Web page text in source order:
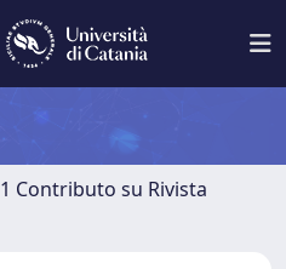
1 Contributo su Rivista